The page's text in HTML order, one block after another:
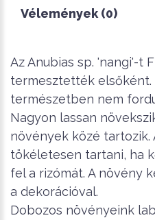
Vélemények (0)
Az Anubias sp. 'nangi'-t
termesztették elsőként.
természetben nem
Nagyon lassan
növények közé tartozik.
tökéletesen tartani, ha
fel a rizómát. A növény
a dekorációval.
Dobozos növényeink